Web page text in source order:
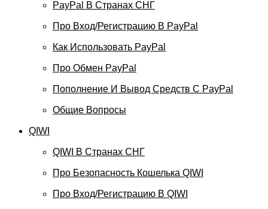
PayPal В Странах СНГ
Про Вход/регистрацию В PayPal
Как Использовать PayPal
Про Обмен PayPal
Пополнение И Вывод Средств С PayPal
Общие Вопросы
QIWI
QIWI В Странах СНГ
Про Безопасность Кошелька QIWI
Про Вход/регистрацию В QIWI